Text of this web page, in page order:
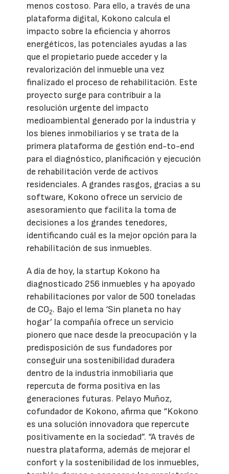
menos costoso. Para ello, a través de una
plataforma digital, Kokono calcula el
impacto sobre la eficiencia y ahorros
energéticos, las potenciales ayudas a las
que el propietario puede acceder y la
revalorización del inmueble una vez
finalizado el proceso de rehabilitación. Este
proyecto surge para contribuir a la
resolución urgente del impacto
medioambiental generado por la industria y
los bienes inmobiliarios y se trata de la
primera plataforma de gestión end-to-end
para el diagnóstico, planificación y ejecución
de rehabilitación verde de activos
residenciales. A grandes rasgos, gracias a su
software, Kokono ofrece un servicio de
asesoramiento que facilita la toma de
decisiones a los grandes tenedores,
identificando cuál es la mejor opción para la
rehabilitación de sus inmuebles.
A día de hoy, la startup Kokono ha
diagnosticado 256 inmuebles y ha apoyado
rehabilitaciones por valor de 500 toneladas
de CO2. Bajo el lema ‘Sin planeta no hay
hogar’ la compañía ofrece un servicio
pionero que nace desde la preocupación y la
predisposición de sus fundadores por
conseguir una sostenibilidad duradera
dentro de la industria inmobiliaria que
repercuta de forma positiva en las
generaciones futuras. Pelayo Muñoz,
cofundador de Kokono, afirma que “Kokono
es una solución innovadora que repercute
positivamente en la sociedad”. “A través de
nuestra plataforma, además de mejorar el
confort y la sostenibilidad de los inmuebles,